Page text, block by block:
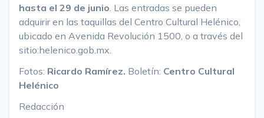
hasta el 29 de junio . Las entradas se pueden
adquirir en las taquillas del Centro Cultural Helénico,
ubicado en Avenida Revolución 1500, o a través del
sitio:helenico.gob.mx
Fotos: Ricardo Ramírez. Boletín: Centro Cultural
Helénico
Redacción